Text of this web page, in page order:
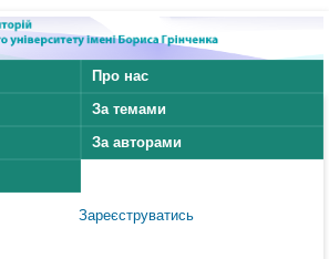
Про нас
За темами
За авторами
Зареєструватись